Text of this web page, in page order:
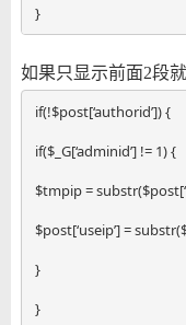
}
如果只显示前面2段就
if(!$post[‘authorid’]) {
if($_G[‘adminid’] != 1) {
$tmpip =
$post[‘useip’] =
}
}